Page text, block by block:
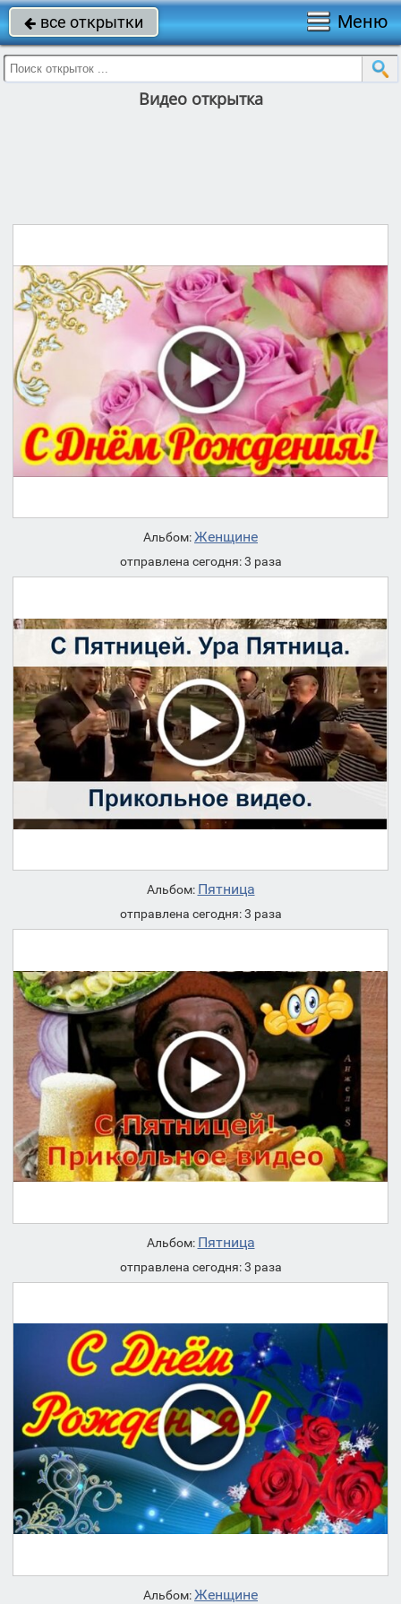
 все открытки Меню
Видео открытка
Альбом:Женщине
отправлена сегодня: 3 раза
Альбом: Пятница
отправлена сегодня: 3 раза
Альбом: Пятница
отправлена сегодня: 3 раза
Альбом:Женщине